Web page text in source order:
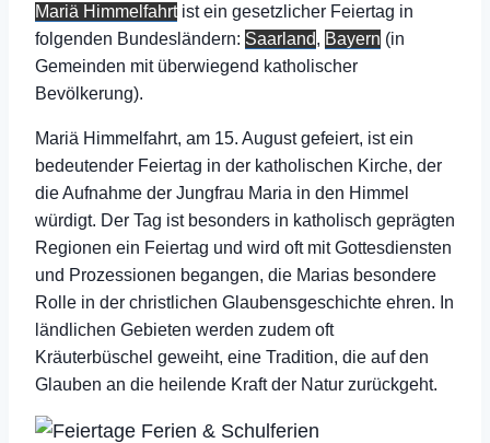
Mariä Himmelfahrt ist ein gesetzlicher Feiertag in
folgenden Bundesländern: Saarland, Bayern (in
Gemeinden mit überwiegend katholischer
Bevölkerung).
Mariä Himmelfahrt, am 15. August gefeiert, ist ein
bedeutender Feiertag in der katholischen Kirche, der
die Aufnahme der Jungfrau Maria in den Himmel
würdigt. Der Tag ist besonders in katholisch geprägten
Regionen ein Feiertag und wird oft mit Gottesdiensten
und Prozessionen begangen, die Marias besondere
Rolle in der christlichen Glaubensgeschichte ehren. In
ländlichen Gebieten werden zudem oft
Kräuterbüschel geweiht, eine Tradition, die auf den
Glauben an die heilende Kraft der Natur zurückgeht.